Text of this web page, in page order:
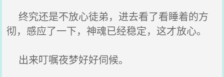
终究还是不放心徒弟，进去看了看睡着的方
彻，感应了一下，神魂已经稳定，这才放心。
出来叮嘱夜梦好好伺候。